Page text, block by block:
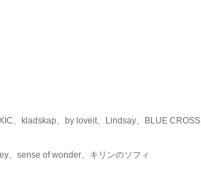
、kladskap、by loveit、Lindsay、BLUE CROSS
、sense of wonder、キリンのソフィ